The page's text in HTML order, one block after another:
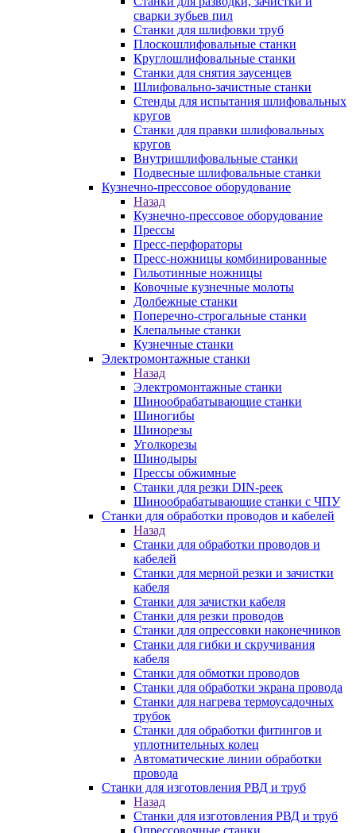
сварки зубьев пил
Станки для шлифовки труб
Плоскошлифовальные станки
Круглошлифовальные станки
Станки для снятия заусенцев
Шлифовально-зачистные станки
Стенды для испытания шлифовальных
кругов
Станки для правки шлифовальных
кругов
Внутришлифовальные станки
Подвесные шлифовальные станки
Кузнечно-прессовое оборудование
Назад
Кузнечно-прессовое оборудование
Прессы
Пресс-перфораторы
Пресс-ножницы комбинированные
Гильотинные ножницы
Ковочные кузнечные молоты
Долбежные станки
Поперечно-строгальные станки
Клепальные станки
Кузнечные станки
Электромонтажные станки
Назад
Электромонтажные станки
Шинообрабатывающие станки
Шиногибы
Шинорезы
Уголкорезы
Шинодыры
Прессы обжимные
Станки для резки DIN-реек
Шинообрабатывающие станки с ЧПУ
Станки для обработки проводов и кабелей
Назад
Станки для обработки проводов и
кабелей
Станки для мерной резки и зачистки
кабеля
Станки для зачистки кабеля
Станки для резки проводов
Станки для опрессовки наконечников
Станки для гибки и скручивания
кабеля
Станки для обмотки проводов
Станки для обработки экрана провода
Станки для нагрева термоусадочных
трубок
Станки для обработки фитингов и
уплотнительных колец
Автоматические линии обработки
провода
Станки для изготовления РВД и труб
Назад
Станки для изготовления РВД и труб
Опрессовочные станки